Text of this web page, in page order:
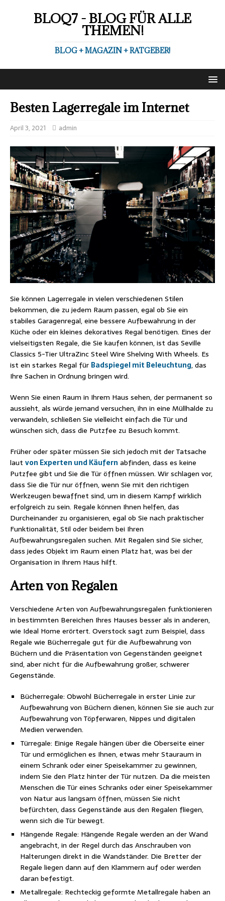
BLOQ7 - BLOG FÜR ALLE
THEMEN!
BLOG + MAGAZIN + RATGEBER!
Besten Lagerregale im Internet
April 3, 2021 admin
Sie können Lagerregale in vielen verschiedenen Stilen
bekommen, die zu jedem Raum passen, egal ob Sie ein
stabiles Garagenregal, eine bessere Aufbewahrung in der
Küche oder ein kleines dekoratives Regal benötigen. Eines der
vielseitigsten Regale, die Sie kaufen können, ist das Seville
Classics 5-Tier UltraZinc Steel Wire Shelving With Wheels. Es
ist ein starkes Regal für Badspiegel mit Beleuchtung, das
Ihre Sachen in Ordnung bringen wird.
Wenn Sie einen Raum in Ihrem Haus sehen, der permanent so
aussieht, als würde jemand versuchen, ihn in eine Müllhalde zu
verwandeln, schließen Sie vielleicht einfach die Tür und
wünschen sich, dass die Putzfee zu Besuch kommt.
Früher oder später müssen Sie sich jedoch mit der Tatsache
laut von Experten und Käufern abfinden, dass es keine
Putzfee gibt und Sie die Tür öffnen müssen. Wir schlagen vor,
dass Sie die Tür nur öffnen, wenn Sie mit den richtigen
Werkzeugen bewaffnet sind, um in diesem Kampf wirklich
erfolgreich zu sein. Regale können Ihnen helfen, das
Durcheinander zu organisieren, egal ob Sie nach praktischer
Funktionalität, Stil oder beidem bei Ihren
Aufbewahrungsregalen suchen. Mit Regalen sind Sie sicher,
dass jedes Objekt im Raum einen Platz hat, was bei der
Organisation in Ihrem Haus hilft.
Arten von Regalen
Verschiedene Arten von Aufbewahrungsregalen funktionieren
in bestimmten Bereichen Ihres Hauses besser als in anderen,
wie Ideal Home erörtert. Overstock sagt zum Beispiel, dass
Regale wie Bücherregale gut für die Aufbewahrung von
Büchern und die Präsentation von Gegenständen geeignet
sind, aber nicht für die Aufbewahrung großer, schwerer
Gegenstände.
Bücherregale: Obwohl Bücherregale in erster Linie zur
Aufbewahrung von Büchern dienen, können Sie sie auch zur
Aufbewahrung von Töpferwaren, Nippes und digitalen
Medien verwenden.
Türregale: Einige Regale hängen über die Oberseite einer
Tür und ermöglichen es Ihnen, etwas mehr Stauraum in
einem Schrank oder einer Speisekammer zu gewinnen,
indem Sie den Platz hinter der Tür nutzen. Da die meisten
Menschen die Tür eines Schranks oder einer Speisekammer
von Natur aus langsam öffnen, müssen Sie nicht
befürchten, dass Gegenstände aus den Regalen fliegen,
wenn sich die Tür bewegt.
Hängende Regale: Hängende Regale werden an der Wand
angebracht, in der Regel durch das Anschrauben von
Halterungen direkt in die Wandständer. Die Bretter der
Regale liegen dann auf den Klammern auf oder werden
daran befestigt.
Metallregale: Rechteckig geformte Metallregale haben an